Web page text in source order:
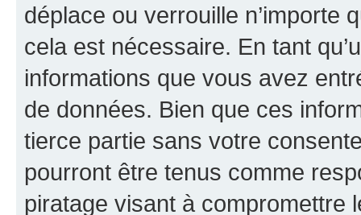
déplace ou verrouille n’importe
cela est nécessaire. En tant
informations que vous avez
de données. Bien que ces
tierce partie sans votre
pourront être tenus comme
piratage visant à compromettre